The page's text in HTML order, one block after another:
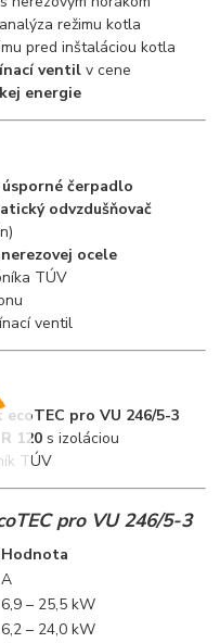
režimu kotla
pred inštaláciou kotla
ventil v cene
energie
čerpadlo
odvzdušňovač
ocele
TÚV
ventil
pro VU 246/5-3
120 s izoláciou
TÚV
pro VU 246/5-3
Hodnota
A
6,9 – 25,5 kW
6,2 – 24,0 kW